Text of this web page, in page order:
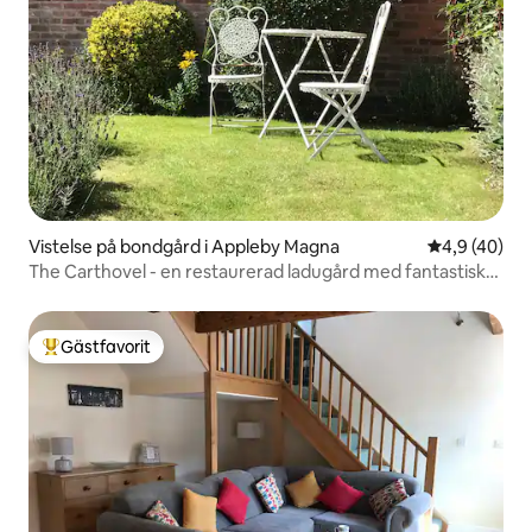
Vistelse på bondgård i Appleby Magna 4,9 av 5 i
4,9 (40)
The Carthovel - en restaurerad ladugård med fantastisk
Populär gästfavorit
Gästfavorit